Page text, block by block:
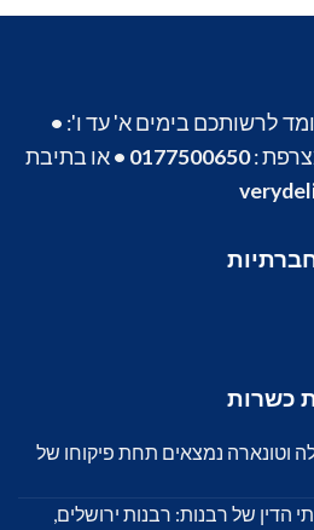
לרשותכם בימים א' עד ו': •
:
0177500650
•או בתיבת
כשרות
וטונארה נמצאים תחת פיקוחו של
על ידי 4 בתי הדין של רבנות: רבנות ירושלים,